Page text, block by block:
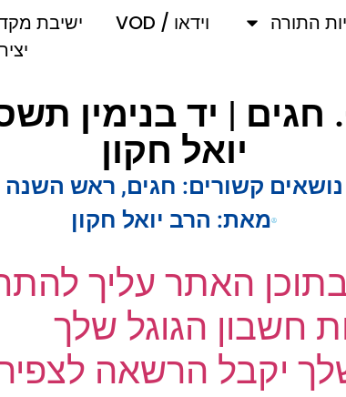
התורה וידאו / VOD ישיבת
יואל חקון
קשורים: חגים,ראש השנה
מאת:הרב יואל חקון
האתר עליך
חשבון הגוגל שלך
יקבל הרשאה